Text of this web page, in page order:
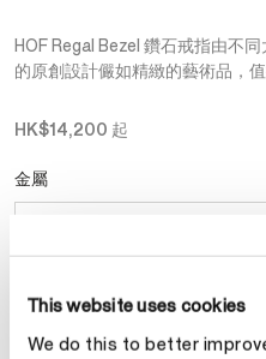
This website uses cookies
We do this to better
HOF Regal Bezel 鑽石戒指由不
的原創設計儼如精緻的藝術品，值
HK$14,200 起
金屬